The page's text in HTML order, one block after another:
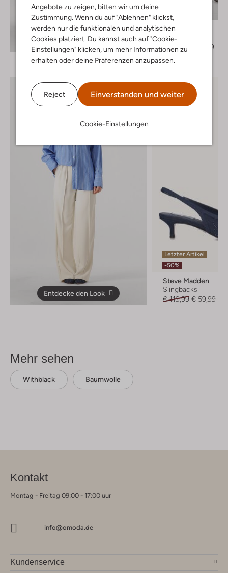
Angebote zu zeigen, bitten wir um deine
Zustimmung. Wenn du auf "Ablehnen" klickst,
werden nur die funktionalen und analytischen
Cookies platziert. Du kannst auch auf "Cookie-
Einstellungen" klicken, um mehr Informationen zu
erhalten oder deine Präferenzen anzupassen.
Reject Einverstanden und weiter
Cookie-Einstellungen
Entdecke den Look
Withblack
Trenchcoats
€ 89,99
€ 53,99
Entdecke den Look
Letzter Artikel
-50%
Steve Madden
Slingbacks
€ 119,99 € 59,99
Mehr sehen
Withblack Baumwolle
Kontakt
Montag - Freitag 09:00 - 17:00 uur
info@omoda.de
Kundenservice